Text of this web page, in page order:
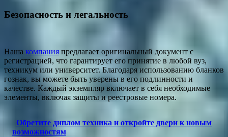
Безопасность и легальность
Наша компания предлагает оригинальный документ с
регистрацией, что гарантирует его принятие в любой вуз,
техникум или университет. Благодаря использованию бланков
гознак, вы можете быть уверены в его подлинности и
качестве. Каждый экземпляр включает в себя необходимые
элементы, включая защиты и реестровые номера.
Обретите диплом техника и откройте двери к новым
возможностям